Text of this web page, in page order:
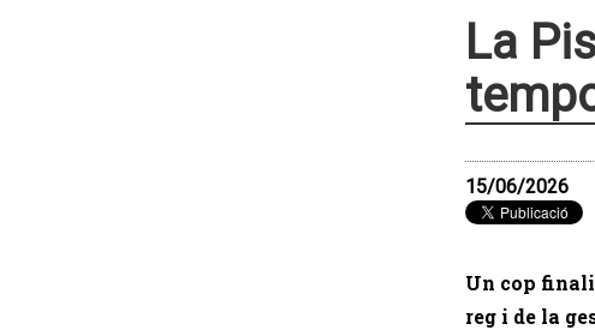
La
15/06/2026
Un cop
reg i de la